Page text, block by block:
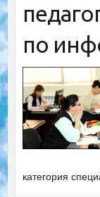
по
категория